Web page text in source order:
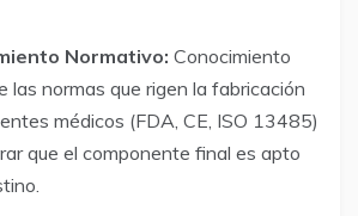
Normativo: Conocimiento
las normas que rigen la fabricación
médicos (FDA, CE, ISO 13485)
que el componente final es apto